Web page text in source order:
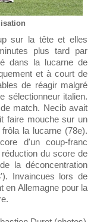
plus tard par
dans la lucarne de
et à court de
de réagir malgré
sélectionneur italien.
match. Necib avait
faire mouche sur un
la lucarne (78e).
d'un coup-franc
du score de
la déconcentration
Invaincues lors de
en Allemagne pour la